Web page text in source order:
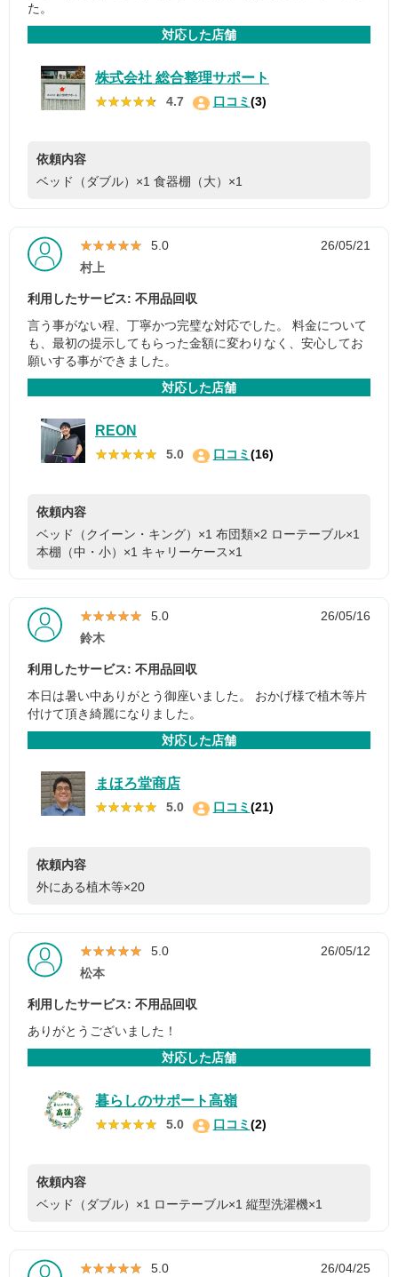
た。
対応した店舗
株式会社 総合整理サポート
★★★★★
★★★★★ 4.7 口コミ(3)
依頼内容
ベッド（ダブル）×1 食器棚（大）×1
★★★★★
★★★★★ 5.0
26/05/21
村上
利用したサービス: 不用品回収
言う事がない程、丁寧かつ完璧な対応でした。 料金について
も、最初の提示してもらった金額に変わりなく、安心してお
願いする事ができました。
対応した店舗
REON
★★★★★
★★★★★ 5.0 口コミ(16)
依頼内容
ベッド（クイーン・キング）×1 布団類×2 ローテーブル×1
本棚（中・小）×1 キャリーケース×1
★★★★★
★★★★★ 5.0
26/05/16
鈴木
利用したサービス: 不用品回収
本日は暑い中ありがとう御座いました。 おかげ様で植木等片
付けて頂き綺麗になりました。
対応した店舗
まほろ堂商店
★★★★★
★★★★★ 5.0 口コミ(21)
依頼内容
外にある植木等×20
★★★★★
★★★★★ 5.0
26/05/12
松本
利用したサービス: 不用品回収
ありがとうございました！
対応した店舗
暮らしのサポート高嶺
★★★★★
★★★★★ 5.0 口コミ(2)
依頼内容
ベッド（ダブル）×1 ローテーブル×1 縦型洗濯機×1
★★★★★
★★★★★ 5.0
26/04/25